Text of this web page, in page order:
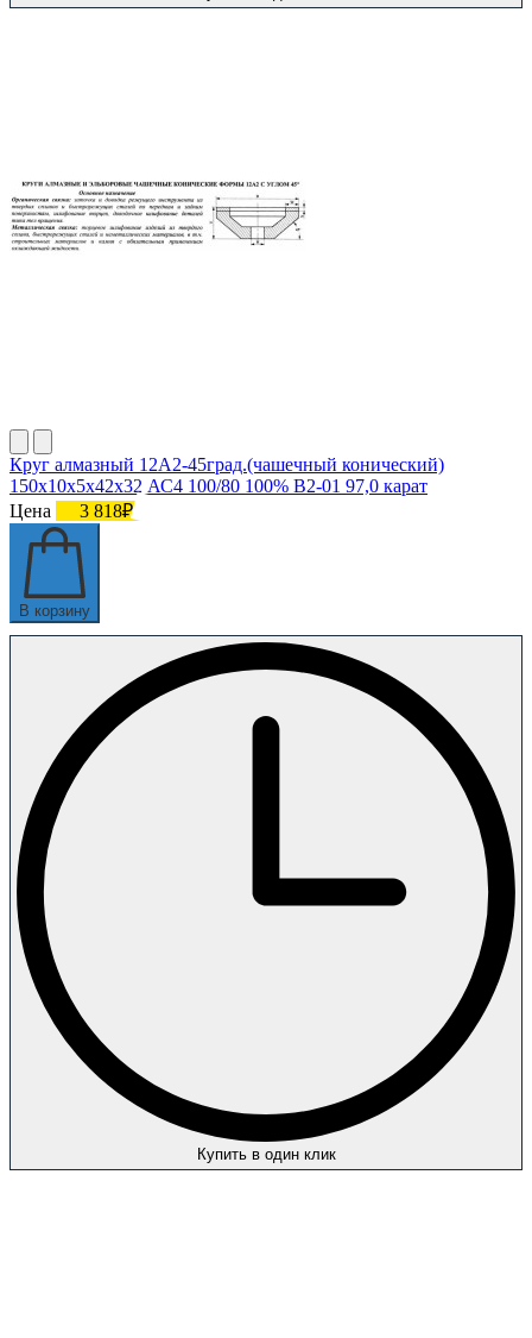
Круг алмазный 12А2-45град.(чашечный конический)
150х10х5х42х32 АС4 100/80 100% В2-01 97,0 карат
Цена
3 818₽
В корзину
Купить в один клик